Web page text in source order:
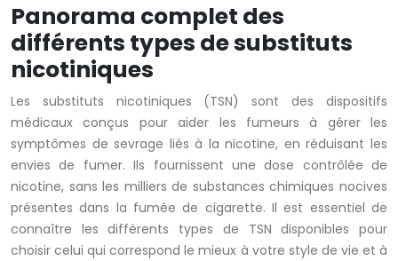
Panorama complet des
différents types de substituts
nicotiniques
Les substituts nicotiniques (TSN) sont des dispositifs
médicaux conçus pour aider les fumeurs à gérer les
symptômes de sevrage liés à la nicotine, en réduisant les
envies de fumer. Ils fournissent une dose contrôlée de
nicotine, sans les milliers de substances chimiques nocives
présentes dans la fumée de cigarette. Il est essentiel de
connaître les différents types de TSN disponibles pour
choisir celui qui correspond le mieux à votre style de vie et à